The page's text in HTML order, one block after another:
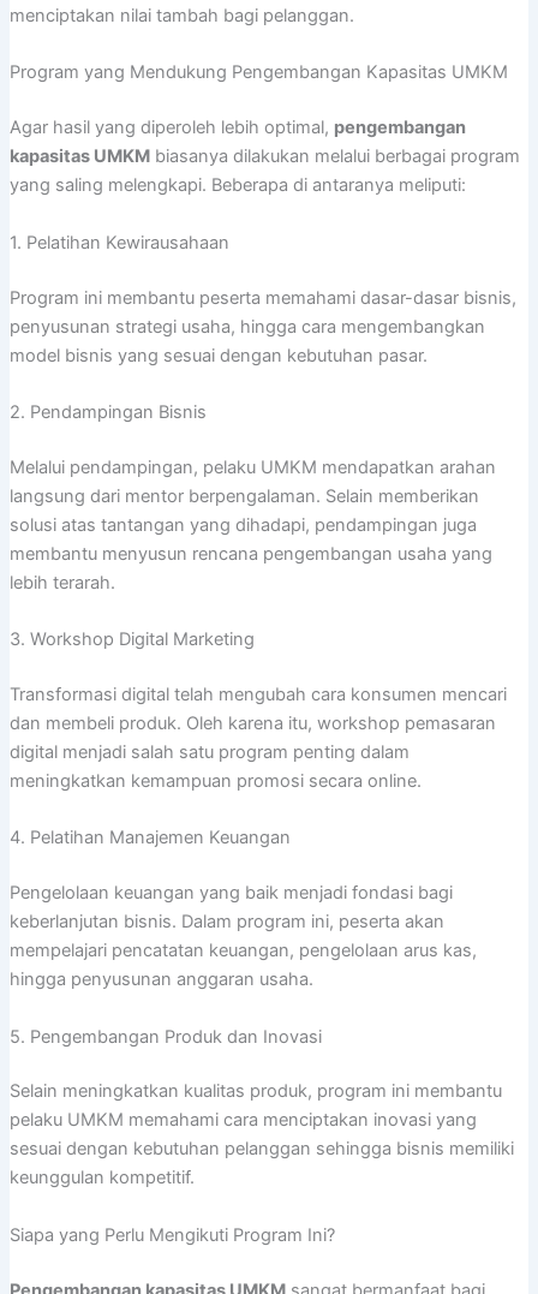
menciptakan nilai tambah bagi pelanggan.
Program yang Mendukung Pengembangan Kapasitas UMKM
Agar hasil yang diperoleh lebih optimal, pengembangan
kapasitas UMKMbiasanya dilakukan melalui berbagai program
yang saling melengkapi. Beberapa di antaranya meliputi:
1. Pelatihan Kewirausahaan
Program ini membantu peserta memahami dasar-dasar bisnis,
penyusunan strategi usaha, hingga cara mengembangkan
model bisnis yang sesuai dengan kebutuhan pasar.
2. Pendampingan Bisnis
Melalui pendampingan, pelaku UMKM mendapatkan arahan
langsung dari mentor berpengalaman. Selain memberikan
solusi atas tantangan yang dihadapi, pendampingan juga
membantu menyusun rencana pengembangan usaha yang
lebih terarah.
3. Workshop Digital Marketing
Transformasi digital telah mengubah cara konsumen mencari
dan membeli produk. Oleh karena itu, workshop pemasaran
digital menjadi salah satu program penting dalam
meningkatkan kemampuan promosi secara online.
4. Pelatihan Manajemen Keuangan
Pengelolaan keuangan yang baik menjadi fondasi bagi
keberlanjutan bisnis. Dalam program ini, peserta akan
mempelajari pencatatan keuangan, pengelolaan arus kas,
hingga penyusunan anggaran usaha.
5. Pengembangan Produk dan Inovasi
Selain meningkatkan kualitas produk, program ini membantu
pelaku UMKM memahami cara menciptakan inovasi yang
sesuai dengan kebutuhan pelanggan sehingga bisnis memiliki
keunggulan kompetitif.
Siapa yang Perlu Mengikuti Program Ini?